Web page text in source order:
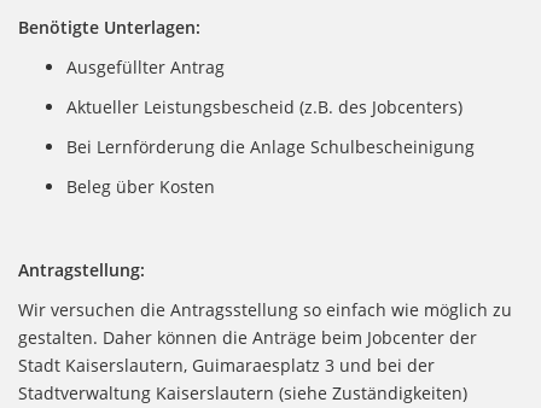
Benötigte Unterlagen:
Ausgefüllter Antrag
Aktueller Leistungsbescheid (z.B. des Jobcenters)
Bei Lernförderung die Anlage Schulbescheinigung
Beleg über Kosten
Antragstellung:
Wir versuchen die Antragsstellung so einfach wie möglich zu
gestalten. Daher können die Anträge beim Jobcenter der
Stadt Kaiserslautern, Guimaraesplatz 3 und bei der
Stadtverwaltung Kaiserslautern (siehe Zuständigkeiten)